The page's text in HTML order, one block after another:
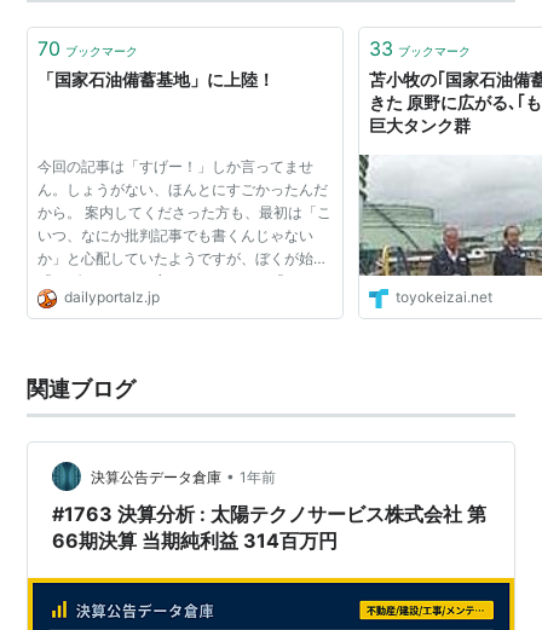
ぎ） 生ワカメは、色がきれいで、香りがいいですよ ビー
ルのおつまみ用に・・・ …
70 ブックマーク
「国家石油備蓄基地」に上陸！
今回の記事は「すげー！」しか言ってませ
ん。しょうがない、ほんとにすごかったんだ
から。 案内してくださった方も、最初は「こ
いつ、なにか批判記事でも書くんじゃない
か」と心配していたようですが、ぼくが始終
「すげー！」しか言わなかったので「こいつ
はそういう奴じゃないな」と思い直したよう
dailyportalz.jp
33 ブックマーク
苫小牧の｢国家石油備
きた 原野に広がる､｢
巨大タンク群
toyokeizai.net
関連ブログ
決算公告データ倉庫 • 1年前
#1763 決算分析 : 太陽テクノサービス株式会社 第
66期決算 当期純利益 314百万円